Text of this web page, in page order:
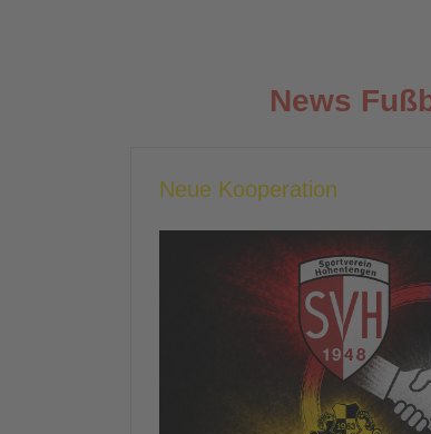
News
Neue Kooperation